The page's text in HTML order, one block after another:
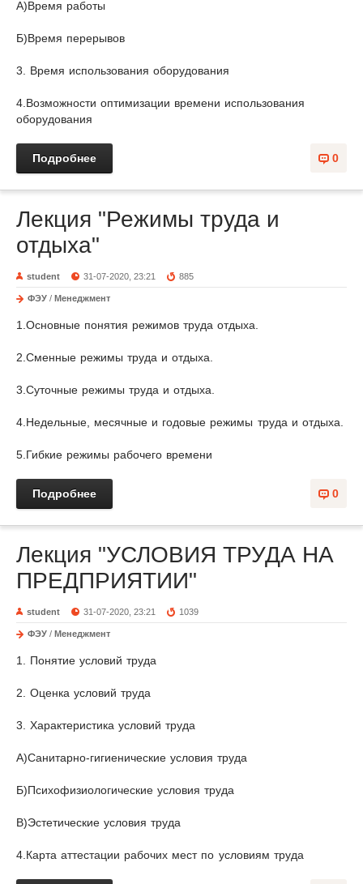
А)Время работы
Б)Время перерывов
3. Время использования оборудования
4.Возможности оптимизации времени использования
оборудования
0
Подробнее
Лекция "Режимы труда и
отдыха"
student 31-07-2020, 23:21 885
ФЭУ / Менеджмент
1.Основные понятия режимов труда отдыха.
2.Сменные режимы труда и от­дыха.
3.Суточные режимы труда и отдыха.
4.Недельные, месячные и годовые режимы труда и от­дыха.
5.Гибкие режимы рабочего времени
0
Подробнее
Лекция "УСЛОВИЯ ТРУДА НА
ПРЕДПРИЯТИИ"
student 31-07-2020, 23:21 1039
ФЭУ / Менеджмент
1. Понятие условий труда
2. Оценка условий труда
3. Характеристика условий труда
А)Санитарно-гигиенические условия труда
Б)Психофизиологические условия труда
В)Эстетические условия труда
4.Карта аттестации рабочих мест по условиям труда